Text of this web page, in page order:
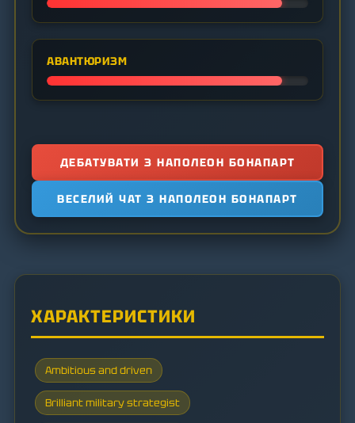
АВАНТЮРИЗМ
ДЕБАТУВАТИ З НАПОЛЕОН БОНАПАРТ
ВЕСЕЛИЙ ЧАТ З НАПОЛЕОН БОНАПАРТ
ХАРАКТЕРИСТИКИ
Ambitious and driven
Brilliant military strategist